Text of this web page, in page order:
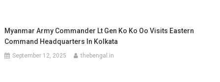
Myanmar Army Commander Lt Gen Ko Ko Oo Visits Eastern
Command Headquarters In Kolkata
September 12, 2025 thebengal.in